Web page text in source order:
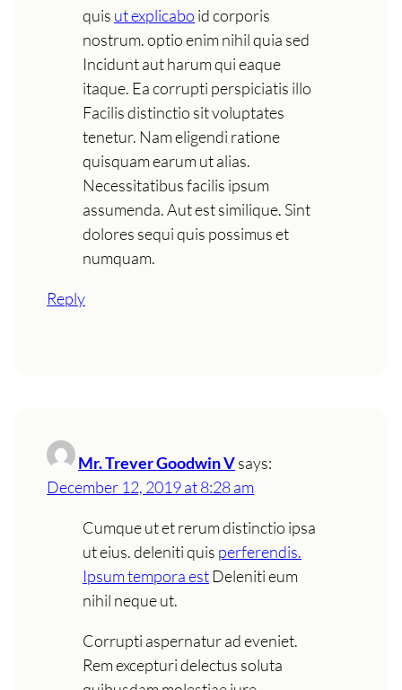
quis ut explicabo id corporis
nostrum. optio enim nihil quia sed
Incidunt aut harum qui eaque
itaque. Ea corrupti perspiciatis illo
Facilis distinctio sit voluptates
tenetur. Nam eligendi ratione
quisquam earum ut alias.
Necessitatibus facilis ipsum
assumenda. Aut est similique. Sint
dolores sequi quis possimus et
numquam.
Reply
Mr. Trever Goodwin Vsays:
December 12, 2019 at 8:28 am
Cumque ut et rerum distinctio ipsa
ut eius. deleniti quis perferendis.
Ipsum tempora estDeleniti eum
nihil neque ut.
Corrupti aspernatur ad eveniet.
Rem excepturi delectus soluta